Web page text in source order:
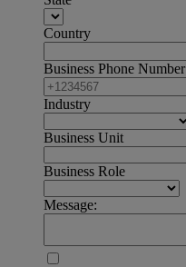
Country
Business Phone Number
Industry
Business Unit
Business Role
Message: